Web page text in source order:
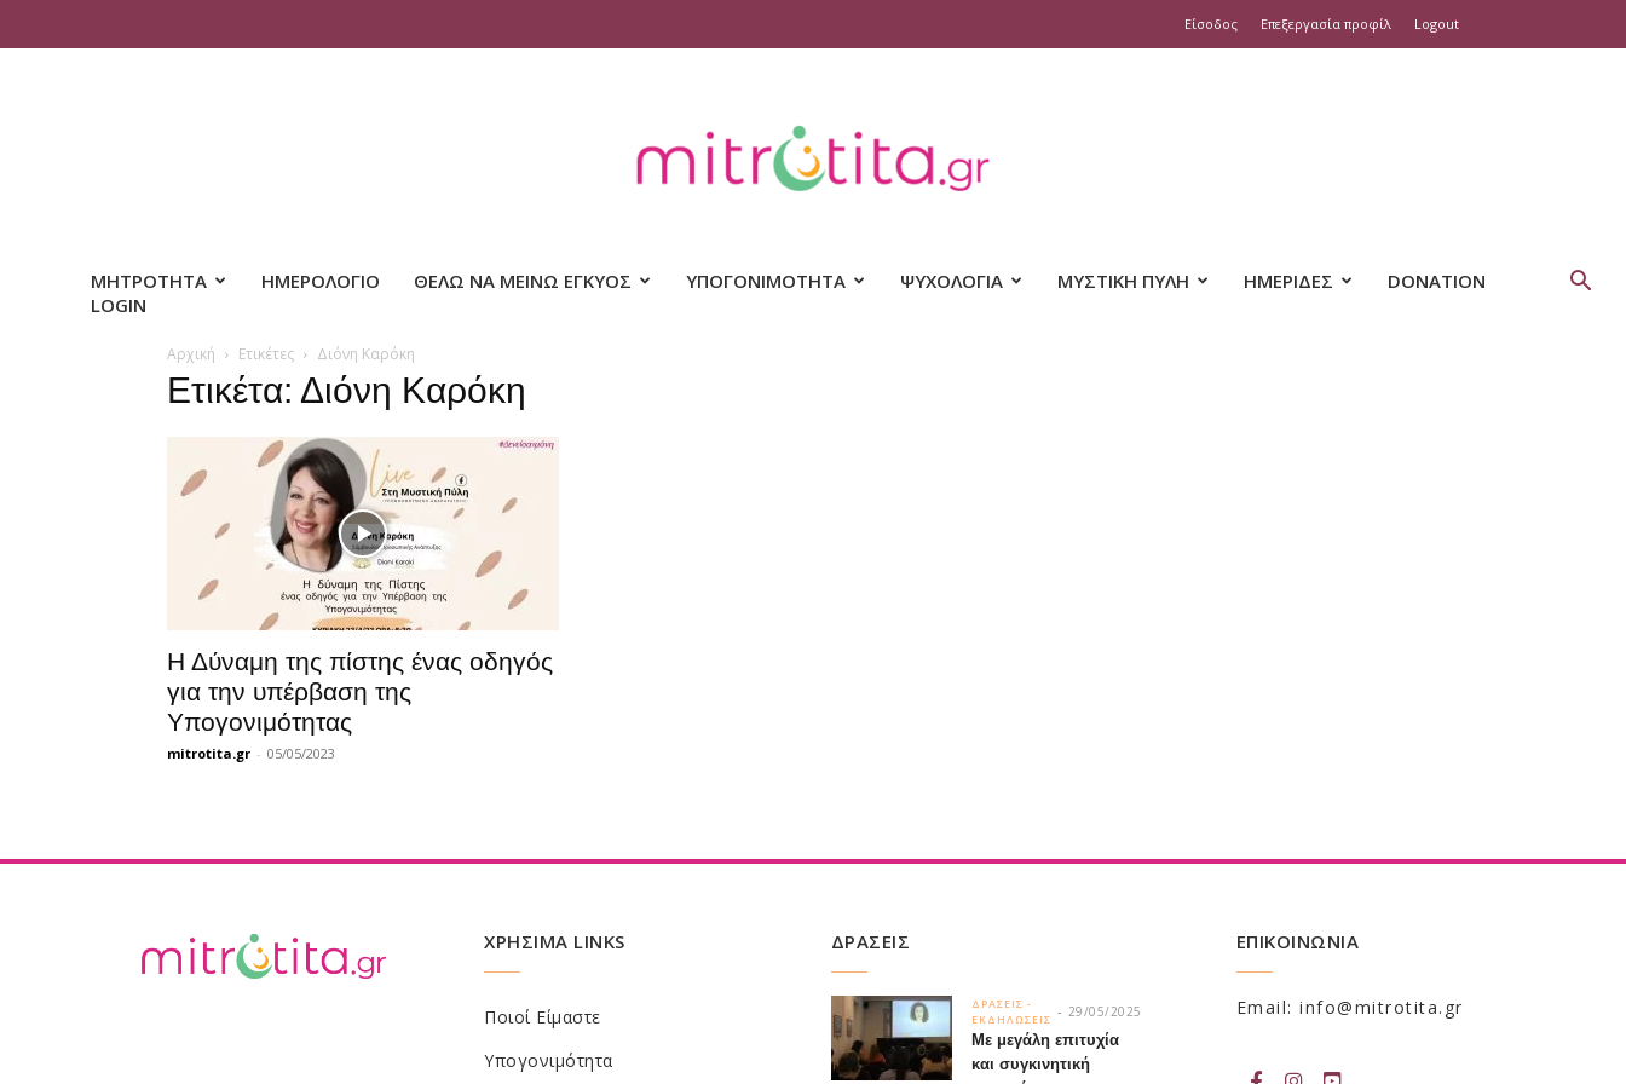
Είσοδος Επεξεργασία προφίλ Logout
Mitrotita
ΜΗΤΡΟΤΗΤΑ ΗΜΕΡΟΛΟΓΙΟ ΘΕΛΩ ΝΑ ΜΕΙΝΩ ΕΓΚΥΟΣ ΥΠΟΓΟΝΙΜΟΤΗΤΑ ΨΥΧΟΛΟΓΙΑ ΜΥΣΤΙΚΗ ΠΥΛΗ ΗΜΕΡΙΔΕΣ
DONATION
LOGIN
Αρχική Ετικέτες Διόνη Καρόκη
Ετικέτα: Διόνη Καρόκη
Η Δύναμη της πίστης ένας οδηγός
για την υπέρβαση της
Υπογονιμότητας
mitrotita.gr - 05/05/2023
ΧΡΗΣΙΜΑ LINKS
Ποιοί Είμαστε
Υπογονιμότητα
ΔΡΑΣΕΙΣ
Με μεγάλη επιτυχία
και συγκινητική
ΔΡΑΣΕΙΣ -
ΕΚΔΗΛΩΣΕΙΣ
29/05/2025
ΕΠΙΚΟΙΝΩΝΙΑ
Email: info@mitrotita.gr